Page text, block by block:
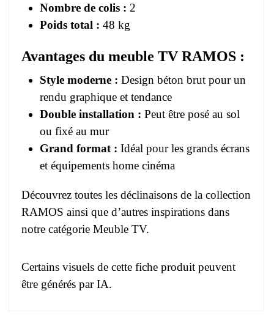
Nombre de colis : 2
Poids total : 48 kg
Avantages du meuble TV RAMOS :
Style moderne : Design béton brut pour un
rendu graphique et tendance
Double installation : Peut être posé au sol
ou fixé au mur
Grand format : Idéal pour les grands écrans
et équipements home cinéma
Découvrez toutes les déclinaisons de la collection
RAMOS ainsi que d’autres inspirations dans
notre catégorie Meuble TV.
Certains visuels de cette fiche produit peuvent
être générés par IA.